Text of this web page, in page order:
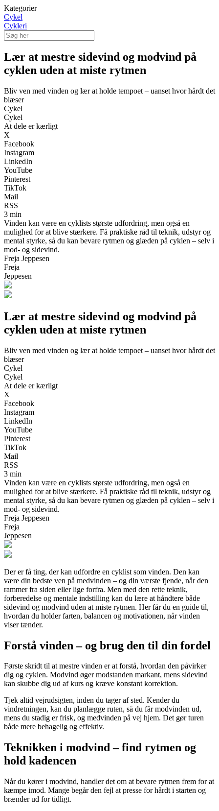
Kategorier
Cykel
Cykleri
Lær at mestre sidevind og modvind på
cyklen uden at miste rytmen
Bliv ven med vinden og lær at holde tempoet – uanset hvor hårdt det
blæser
Cykel
Cykel
At dele er kærligt
X
Facebook
Instagram
LinkedIn
YouTube
Pinterest
TikTok
Mail
RSS
3 min
Vinden kan være en cyklists største udfordring, men også en
mulighed for at blive stærkere. Få praktiske råd til teknik, udstyr og
mental styrke, så du kan bevare rytmen og glæden på cyklen – selv i
mod- og sidevind.
Freja Jeppesen
Freja
Jeppesen
Lær at mestre sidevind og modvind på
cyklen uden at miste rytmen
Bliv ven med vinden og lær at holde tempoet – uanset hvor hårdt det
blæser
Cykel
Cykel
At dele er kærligt
X
Facebook
Instagram
LinkedIn
YouTube
Pinterest
TikTok
Mail
RSS
3 min
Vinden kan være en cyklists største udfordring, men også en
mulighed for at blive stærkere. Få praktiske råd til teknik, udstyr og
mental styrke, så du kan bevare rytmen og glæden på cyklen – selv i
mod- og sidevind.
Freja Jeppesen
Freja
Jeppesen
Der er få ting, der kan udfordre en cyklist som vinden. Den kan
være din bedste ven på medvinden – og din værste fjende, når den
rammer fra siden eller lige forfra. Men med den rette teknik,
forberedelse og mentale indstilling kan du lære at håndtere både
sidevind og modvind uden at miste rytmen. Her får du en guide til,
hvordan du holder farten, balancen og motivationen, når vinden
viser tænder.
Forstå vinden – og brug den til din fordel
Første skridt til at mestre vinden er at forstå, hvordan den påvirker
dig og cyklen. Modvind øger modstanden markant, mens sidevind
kan skubbe dig ud af kurs og kræve konstant korrektion.
Tjek altid vejrudsigten, inden du tager af sted. Kender du
vindretningen, kan du planlægge ruten, så du får modvinden ud,
mens du stadig er frisk, og medvinden på vej hjem. Det gør turen
både mere behagelig og effektiv.
Teknikken i modvind – find rytmen og
hold kadencen
Når du kører i modvind, handler det om at bevare rytmen frem for at
kæmpe imod. Mange begår den fejl at presse for hårdt i starten og
brænder ud for tidligt.